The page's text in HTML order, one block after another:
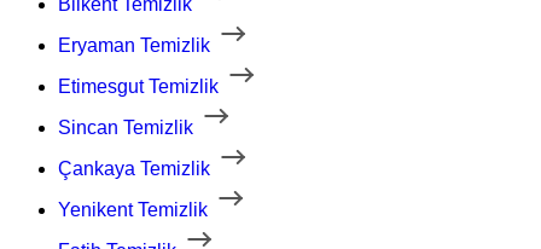
Eryaman Temizlik
Etimesgut Temizlik
Sincan Temizlik
Çankaya Temizlik
Yenikent Temizlik